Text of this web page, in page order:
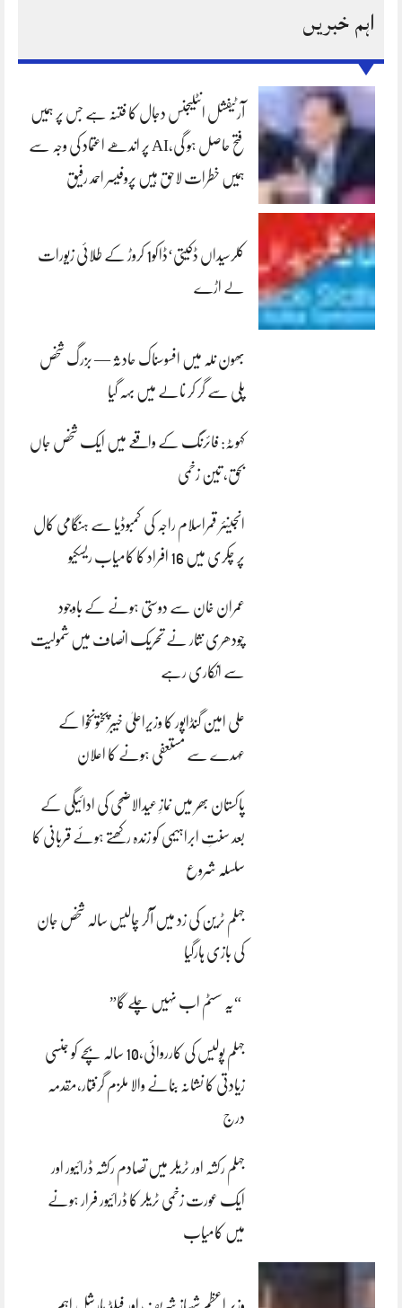
اہم خبریں
آرٹیفشل انٹلیجنس دجال کا فتنہ ہے جس پر ہمیں
فتح حاصل ہو گی،AI پر اندھے اعتماد کی وجہ سے
ہمیں خطرات لاحق ہیں پروفیسر احمد رفیق
کلرسیداں ڈکیتی‘ڈاکو1 کروڑ کے طلائی زیورات
لے اڑے
بھون نلہ میں افسوسناک حادثہ — بزرگ شخص
پلی سے گر کر نالے میں بہہ گیا
کہوٹہ: فائرنگ کے واقعے میں ایک شخص جاں
بحق، تین زخمی
انجینئر قمراسلام راجہ کی کمبوڈیا سے ہنگامی کال
پر چکری میں 16 افراد کا کامیاب ریسکیو
عمران خان سے دوستی ہونے کے باوجود
چودھری نثار نے تحریک انصاف میں شمولیت
سے انکاری رہے
علی امین گنڈاپور کا وزیراعلیٰ خیبرپختونخوا کے
عہدے سے مستعفی ہونے کا اعلان
پاکستان بھر میں نمازِ عیدالاضحی کی ادائیگی کے
بعد سنتِ ابراہیمی کو زندہ رکھتے ہوئے قربانی کا
سلسلہ شروع
جہلم ٹرین کی زد میں آکر چالیس سالہ شخص جان
کی بازی ہارگیا
“یہ سسٹم اب نہیں چلے گا”
جہلم پولیس کی کارروائی،10 سالہ بچے کو جنسی
زیادتی کا نشانہ بنانے والا ملزم گرفتار،مقدمہ
درج
جہلم رکشہ اور ٹریلر میں تصادم رکشہ ڈرائیور اور
ایک عورت زخمی ٹریلر کا ڈرائیور فرار ہونے
میں کامیاب
وزیر اعظم شہباز شریف اور فیلڈ مارشل اہم